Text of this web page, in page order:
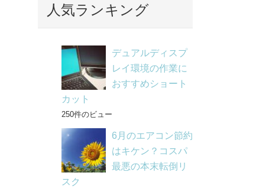
b
人気ランキング
デュアルディスプ
レイ環境の作業に
おすすめショート
カット
250件のビュー
6月のエアコン節約
はキケン？コスパ
最悪の本末転倒リ
スク